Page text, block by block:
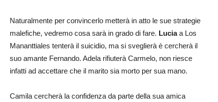
Naturalmente per convincerlo metterà in atto le sue strategie
malefiche, vedremo cosa sarà in grado di fare. Luciaa Los
Mananttiales tenterà il suicidio, ma si sveglierà è cercherà il
suo amante Fernando. Adela rifiuterà Carmelo, non riesce
infatti ad accettare che il marito sia morto per sua mano.
Camila cercherà la confidenza da parte della sua amica